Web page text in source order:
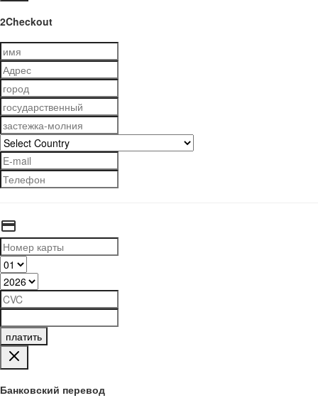
2Checkout
платить
Банковский перевод